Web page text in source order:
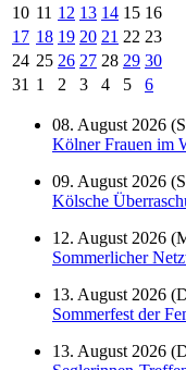
10 11 12 13 14 15 16
17 18 19 20 21 22 23
24 25 26 27 28 29 30
31 1 2 3 4 5 6
08. August 2026
Kölner Frauen im
09. August 2026
Kölsche
12. August 2026
Sommerlicher
13. August 2026
Sommerfest der
13. August 2026